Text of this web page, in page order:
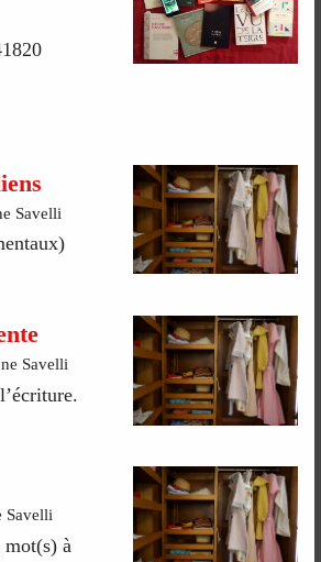
Savelli
Savelli
Savelli
à